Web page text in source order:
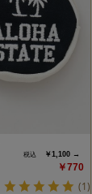
￥1,100 →
￥770
(1)